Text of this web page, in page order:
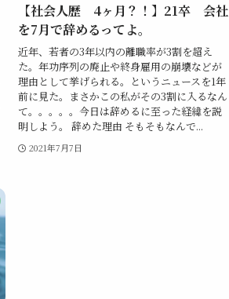
【社会人歴 4ヶ月？！】21卒 会社
を7月で辞めるってよ。
近年、若者の3年以内の離職率が3割を超え
た。年功序列の廃止や終身雇用の崩壊などが
理由として挙げられる。というニュースを1年
前に見た。まさかこの私がその3割に入るなん
て。。。。。今日は辞めるに至った経緯を説
明しよう。 辞めた理由 そもそもなんで...
2021年7月7日